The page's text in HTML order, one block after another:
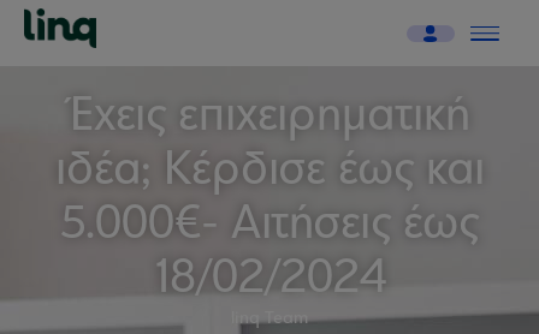
Έχεις επιχειρηματική
ιδέα; Κέρδισε έως και
5.000€- Αιτήσεις έως
18/02/2024
linq Team